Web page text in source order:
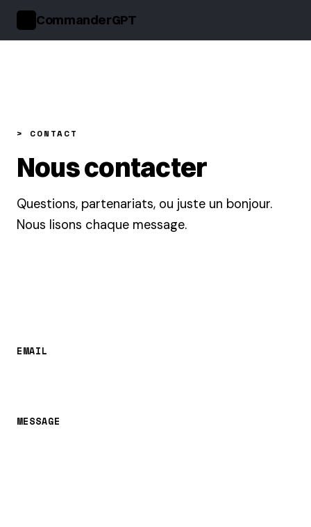
CommanderGPT
> CONTACT
Nous contacter
Questions, partenariats, ou juste un bonjour.
Nous lisons chaque message.
EMAIL
MESSAGE